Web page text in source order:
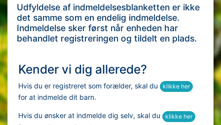
Udfyldelse af indmeldelsesblanketten er ikke
det samme som en endelig indmeldelse.
Indmeldelse sker først når enheden har
behandlet registreringen og tildelt en plads.
Kender vi dig allerede?
Hvis du er registreret som forælder, skal du klikke her
for at indmelde dit barn.
Hvis du ønsker at indmelde dig selv, skal du klikke her